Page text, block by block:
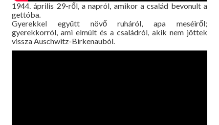
1944. április 29-ről, a napról, amikor a család bevonult a
gettóba.
Gyerekkel együtt növő ruháról, apa meséiről;
gyerekkorról, ami elmúlt és a családról, akik nem jöttek
vissza Auschwitz-Birkenauból.